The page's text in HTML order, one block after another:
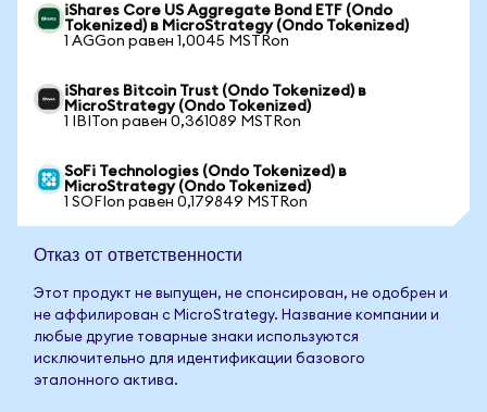
iShares Core US Aggregate Bond ETF (Ondo
Tokenized) в MicroStrategy (Ondo Tokenized)
1 AGGon равен 1,0045 MSTRon
iShares Bitcoin Trust (Ondo Tokenized) в
MicroStrategy (Ondo Tokenized)
1 IBITon равен 0,361089 MSTRon
SoFi Technologies (Ondo Tokenized) в
MicroStrategy (Ondo Tokenized)
1 SOFIon равен 0,179849 MSTRon
Отказ от ответственности
Этот продукт не выпущен, не спонсирован, не одобрен и
не аффилирован с MicroStrategy. Название компании и
любые другие товарные знаки используются
исключительно для идентификации базового
эталонного актива.